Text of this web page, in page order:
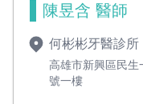
陳昱含 醫師
何彬彬牙醫診所
高雄市新興區民生
號一樓